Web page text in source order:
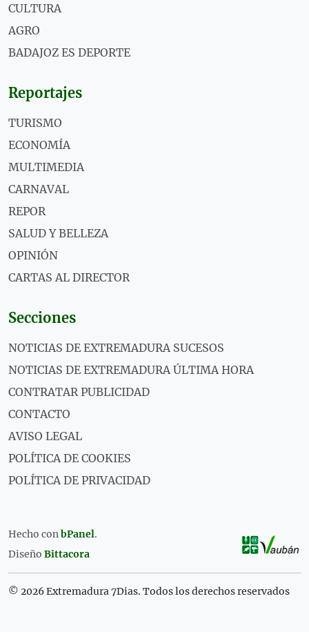
CULTURA
AGRO
BADAJOZ ES DEPORTE
Reportajes
TURISMO
ECONOMÍA
MULTIMEDIA
CARNAVAL
REPOR
SALUD Y BELLEZA
OPINIÓN
CARTAS AL DIRECTOR
Secciones
NOTICIAS DE EXTREMADURA SUCESOS
NOTICIAS DE EXTREMADURA ÚLTIMA HORA
CONTRATAR PUBLICIDAD
CONTACTO
AVISO LEGAL
POLÍTICA DE COOKIES
POLÍTICA DE PRIVACIDAD
Hecho conbPanel.
Diseño Bittacora
© 2026 Extremadura 7Dias. Todos los derechos reservados